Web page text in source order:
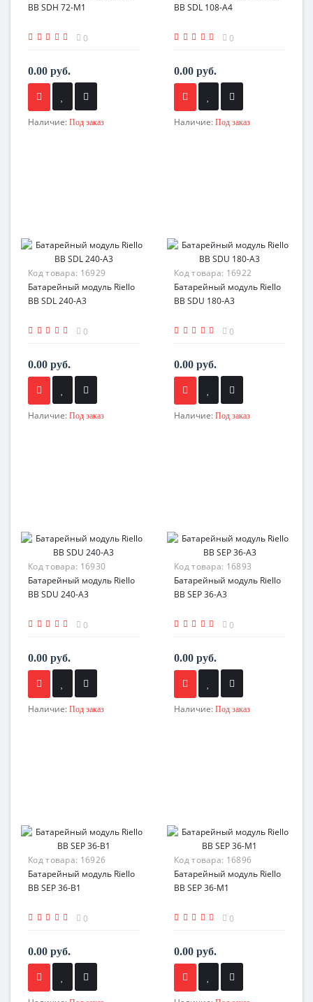
BB SDH 72-M1
0
0.00 руб.
Наличие: Под заказ
BB SDL 108-A4
0
0.00 руб.
Наличие: Под заказ
Код товара: 16929
Батарейный модуль Riello
BB SDL 240-A3
0
0.00 руб.
Наличие: Под заказ
Код товара: 16922
Батарейный модуль Riello
BB SDU 180-A3
0
0.00 руб.
Наличие: Под заказ
Код товара: 16930
Батарейный модуль Riello
BB SDU 240-A3
0
0.00 руб.
Наличие: Под заказ
Код товара: 16893
Батарейный модуль Riello
BB SEP 36-A3
0
0.00 руб.
Наличие: Под заказ
Код товара: 16926
Батарейный модуль Riello
BB SEP 36-B1
0
0.00 руб.
Код товара: 16896
Батарейный модуль Riello
BB SEP 36-M1
0
0.00 руб.